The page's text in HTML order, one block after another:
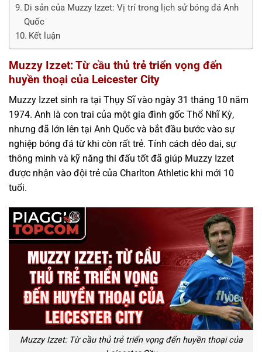
Di sản của Muzzy Izzet: Vị trí trong lịch sử bóng đá Anh
Quốc
Kết luận
Muzzy Izzet: Từ cầu thủ trẻ triển vọng đến
huyền thoại của Leicester City
Muzzy Izzet sinh ra tại Thụy Sĩ vào ngày 31 tháng 10 năm
1974. Anh là con trai của một gia đình gốc Thổ Nhĩ Kỳ,
nhưng đã lớn lên tại Anh Quốc và bắt đầu bước vào sự
nghiệp bóng đá từ khi còn rất trẻ. Tính cách dẻo dai, sự
thông minh và kỹ năng thi đấu tốt đã giúp Muzzy Izzet
được nhận vào đội trẻ của Charlton Athletic khi mới 10
tuổi.
Muzzy Izzet: Từ cầu thủ trẻ triển vọng đến huyền thoại của